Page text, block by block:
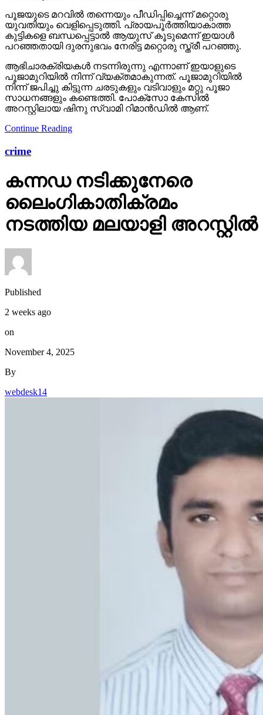
പൂജയുടെ മറവിൽ തന്നെയും പീഡിപ്പിച്ചെന്ന് മറ്റൊരു
യുവതിയും വെളിപ്പെടുത്തി. പ്രായപൂർത്തിയാകാത്ത
കുട്ടികളെ ബന്ധപ്പെട്ടാൽ ആയുസ് കൂടുമെന്ന് ഇയാൾ
പറഞ്ഞതായി ദുരനുഭവം നേരിട്ട മറ്റൊരു സ്ത്രീ പറഞ്ഞു.
ആഭിചാരക്രിയകൾ നടന്നിരുന്നു എന്നാണ് ഇയാളുടെ
പൂജാമുറിയിൽ നിന്ന് വ്യക്തമാകുന്നത്. പൂജാമുറിയിൽ
നിന്ന് ജപിച്ചു കിട്ടുന്ന ചരടുകളും വടിവാളും മറ്റു പൂജാ
സാധനങ്ങളും കണ്ടെത്തി. പോക്സോ കേസിൽ
അറസ്റ്റിലായ ഷിനു സ്വാമി റിമാൻഡിൽ ആണ്.
Continue Reading
crime
കന്നഡ നടിക്കുനേരെ
ലൈംഗികാതിക്രമം
നടത്തിയ മലയാളി അറസ്റ്റിൽ
Published
2 weeks ago
on
November 4, 2025
By
webdesk14